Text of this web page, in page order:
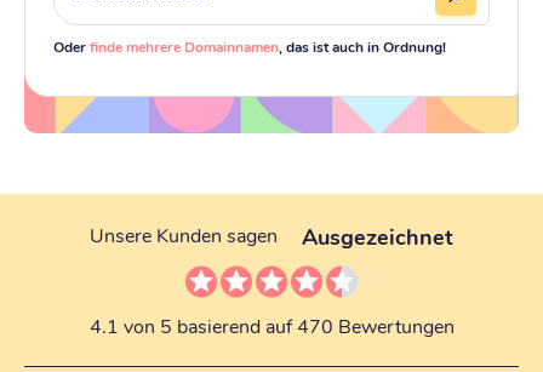
Oderfinde mehrere Domainnamen , das ist auch in Ordnung!
Unsere Kunden sagen Ausgezeichnet
4.1 von 5 basierend auf 470 Bewertungen